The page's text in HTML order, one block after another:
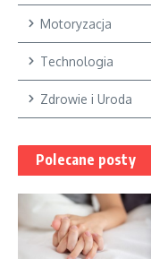
Motoryzacja
Technologia
Zdrowie i Uroda
Polecane posty